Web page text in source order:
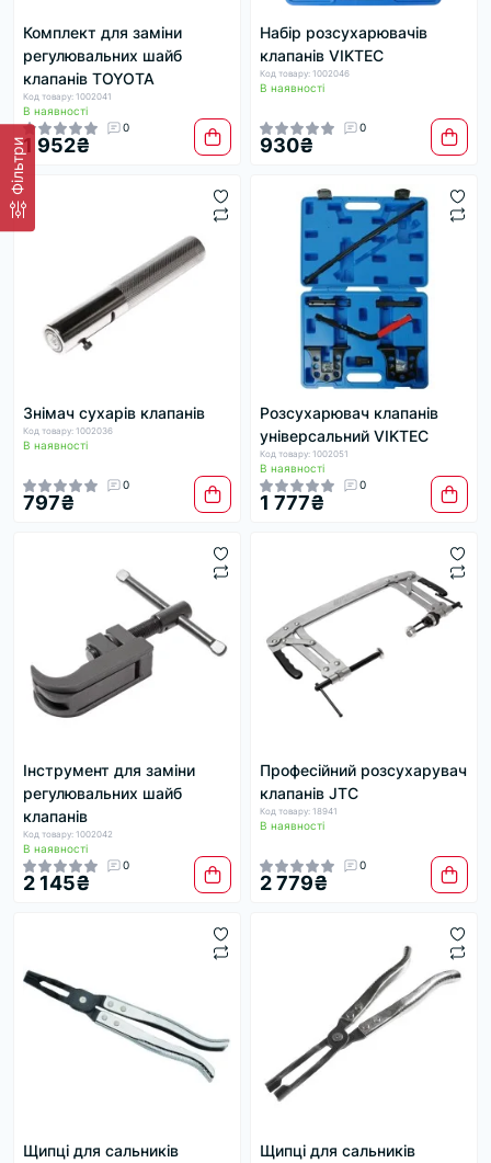
Фільтри
Комплект для заміни
регулювальних шайб
клапанів TOYOTA
Код товару: 1002041
В наявності
0
1 952₴
Набір розсухарювачів
клапанів VIKTEC
Код товару: 1002046
В наявності
0
930₴
Знімач сухарів клапанів
Код товару: 1002036
В наявності
0
797₴
Розсухарювач клапанів
універсальний VIKTEC
Код товару: 1002051
В наявності
0
1 777₴
Інструмент для заміни
регулювальних шайб
клапанів
Код товару: 1002042
В наявності
0
2 145₴
Професійний розсухарувач
клапанів JTC
Код товару: 18941
В наявності
0
2 779₴
Щипці для сальників
Щипці для сальників